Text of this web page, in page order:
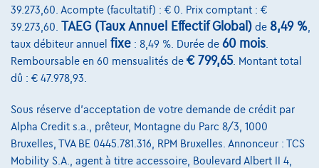
BMW Serie 1M-Pack // Navi - Carplay - Airco
08/2020
71.431 km Essence
Automatique
€21.290 1
Dès €422,14/mois
Découvrez l’exemple chiffré complet
39.273,60. Acompte (facultatif) : € 0. Prix comptant : €
39.273,60. TAEG (Taux Annuel Effectif Global) de 8,49 %
taux débiteur annuel fixe : 8,49 %. Durée de 60 mois
Remboursable en 60 mensualités de € 799,65. Montant total
dû : € 47.978,93.
Sous réserve d'acceptation de votre demande de crédit par
Alpha Credit s.a., prêteur, Montagne du Parc 8/3, 1000
Bruxelles, TVA BE 0445.781.316, RPM Bruxelles. Annonceur : TCS
Mobility S.A., agent à titre accessoire, Boulevard Albert II 4,